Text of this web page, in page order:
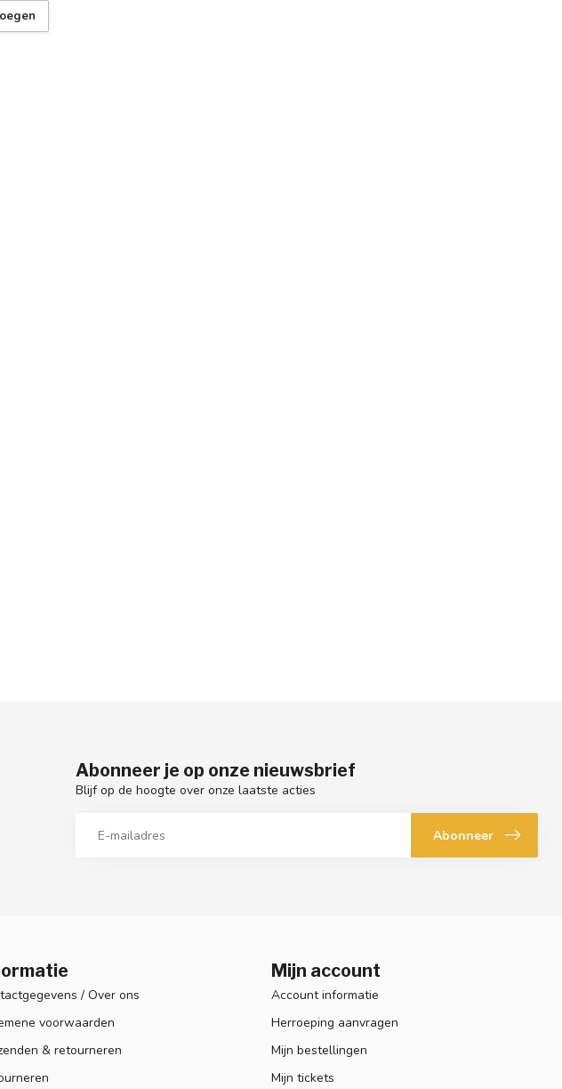
Abonneer je op onze nieuwsbrief
Blijf op de hoogte over onze laatste acties
Abonneer
/ Over ons
voorwaarden
& retourneren
Mijn account
Account informatie
Herroeping aanvragen
Mijn bestellingen
Mijn tickets